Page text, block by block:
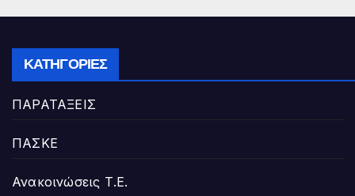
ΚΑΤΗΓΟΡΊΕΣ
ΠΑΡΑΤΑΞΕΙΣ
ΠΑΣΚΕ
Ανακοινώσεις Τ.Ε.